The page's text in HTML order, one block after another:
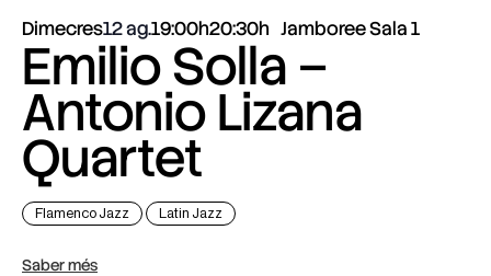
Dimecres12 ag.19:00h20:30h Jamboree Sala 1
Emilio Solla –
Antonio Lizana
Quartet
Flamenco Jazz Latin Jazz
Saber més